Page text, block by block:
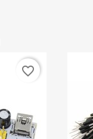
favorite_border